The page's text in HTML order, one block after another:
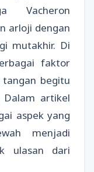
Vacheron
arloji dengan
mutakhir. Di
faktor
begitu
Dalam artikel
aspek yang
menjadi
ulasan dari